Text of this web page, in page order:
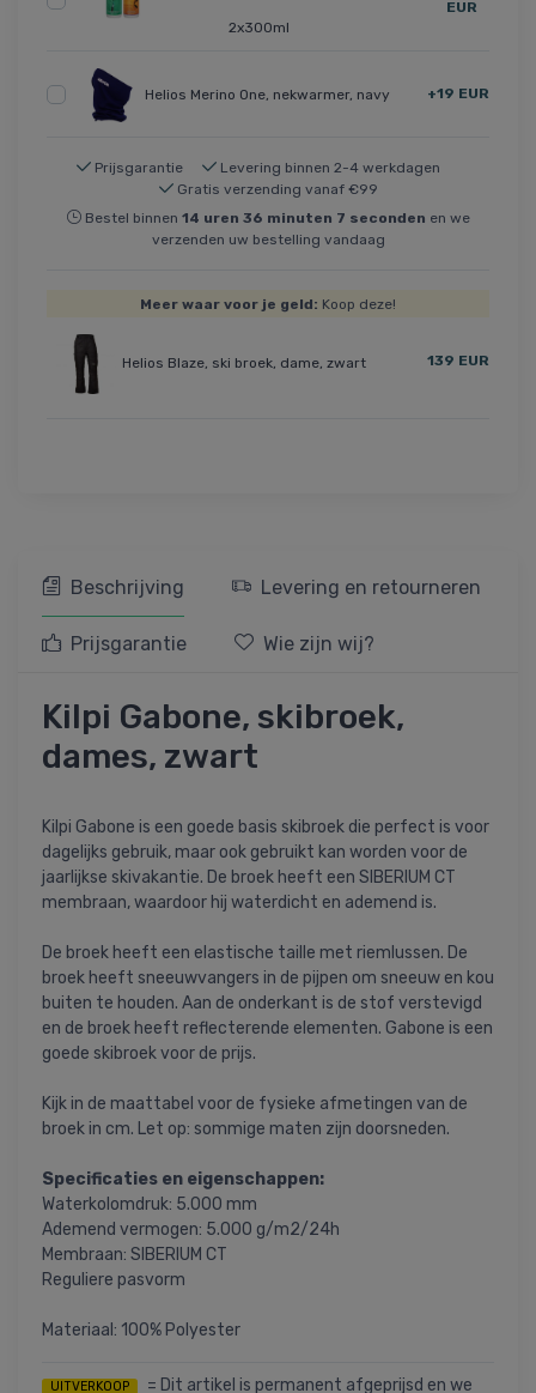
2x300ml
EUR
Helios Merino One, nekwarmer, navy +19 EUR
Prijsgarantie
Levering binnen 2-4 werkdagen
Gratis verzending vanaf €99
Bestel binnen 14 uren 36 minuten 7 seconden en we
verzenden uw bestelling vandaag
Meer waar voor je geld: Koop deze!
Helios Blaze, ski broek, dame, zwart 139 EUR
Beschrijving Levering en retourneren
Prijsgarantie Wie zijn wij?
Kilpi Gabone, skibroek,
dames, zwart
Kilpi Gabone is een goede basis skibroek die perfect is voor
dagelijks gebruik, maar ook gebruikt kan worden voor de
jaarlijkse skivakantie. De broek heeft een SIBERIUM CT
membraan, waardoor hij waterdicht en ademend is.
De broek heeft een elastische taille met riemlussen. De
broek heeft sneeuwvangers in de pijpen om sneeuw en kou
buiten te houden. Aan de onderkant is de stof verstevigd
en de broek heeft reflecterende elementen. Gabone is een
goede skibroek voor de prijs.
Kijk in de maattabel voor de fysieke afmetingen van de
broek in cm. Let op: sommige maten zijn doorsneden.
Specificaties en eigenschappen:
Waterkolomdruk: 5.000 mm
Ademend vermogen: 5.000 g/m2/24h
Membraan: SIBERIUM CT
Reguliere pasvorm
Materiaal: 100% Polyester
UITVERKOOP = Dit artikel is permanent afgeprijsd en we